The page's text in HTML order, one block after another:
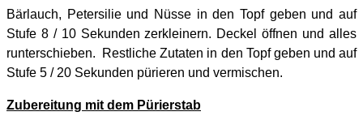
Bärlauch, Petersilie und Nüsse in den Topf geben und auf
Stufe 8 / 10 Sekunden zerkleinern. Deckel öffnen und alles
runterschieben. Restliche Zutaten in den Topf geben und auf
Stufe 5 / 20 Sekunden pürieren und vermischen.
Zubereitung mit dem Pürierstab